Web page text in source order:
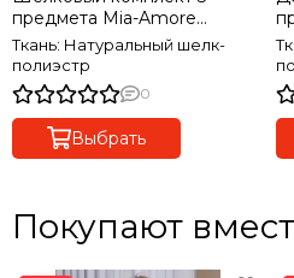
предмета Mia-Amore
GRACIA ГРАЦИЯ 3586
Ткань: Натуральный шелк-
полиэстр
0
Выбрать
Покупают